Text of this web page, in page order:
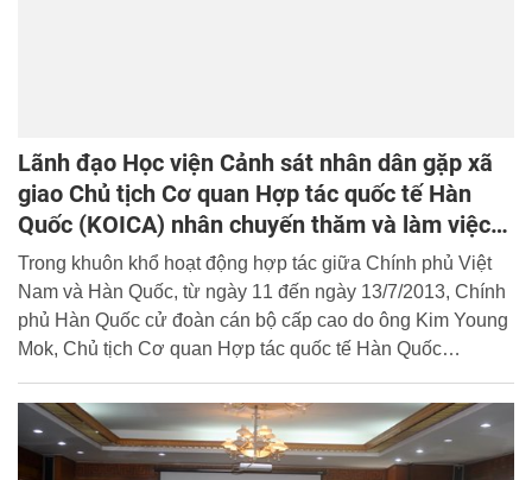
Lãnh đạo Học viện Cảnh sát nhân dân gặp xã
giao Chủ tịch Cơ quan Hợp tác quốc tế Hàn
Quốc (KOICA) nhân chuyến thăm và làm việc
tại Việt Nam
Trong khuôn khổ hoạt động hợp tác giữa Chính phủ Việt
Nam và Hàn Quốc, từ ngày 11 đến ngày 13/7/2013, Chính
phủ Hàn Quốc cử đoàn cán bộ cấp cao do ông Kim Young
Mok, Chủ tịch Cơ quan Hợp tác quốc tế Hàn Quốc
(KOICA) làm trưởng đoàn sang thăm và làm việc tại Việt
Nam nhằm rà soát, đánh giá và định hướng hoạt động hợp
tác, hỗ trợ kỹ thuật giữa hai nước. Nhân chuyến thăm này,
nhằm góp phần thúc đẩy mối quan hệ, hợp tác giữa Học